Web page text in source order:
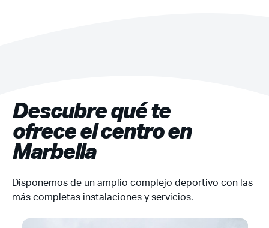
Descubre qué te
ofrece el centro en
Marbella
Disponemos de un amplio complejo deportivo con las
más completas instalaciones y servicios.